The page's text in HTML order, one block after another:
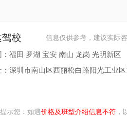
校 信息仅供参考，建议实际
福田 罗湖 宝安 南山 龙岗 光明新区
：深圳市南山区西丽松白路阳光工业
示您：如遇价格及班型介绍信息不符 ，